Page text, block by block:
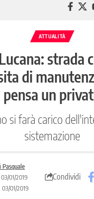
ATTUALITÀ
strada
di
pensa un
si farà carico
sistemazione
Pasquale
01/2019
01/2019
Condividi